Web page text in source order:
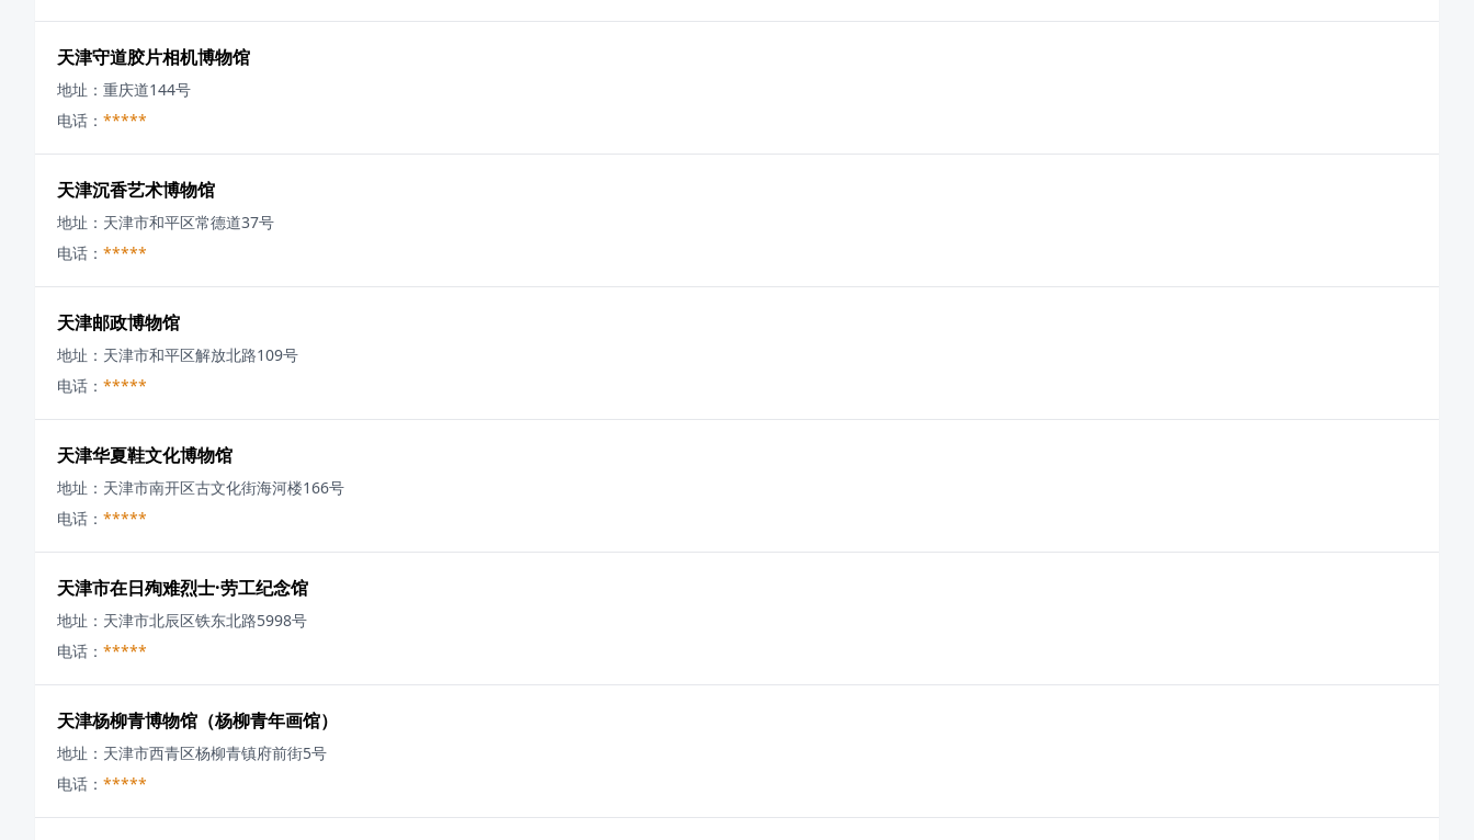
天津守道胶片相机博物馆
地址： 重庆道144号
电话： *****
天津沉香艺术博物馆
地址： 天津市和平区常德道37号
电话： *****
天津邮政博物馆
地址： 天津市和平区解放北路109号
电话： *****
天津华夏鞋文化博物馆
地址： 天津市南开区古文化街海河楼166号
电话： *****
天津市在日殉难烈士·劳工纪念馆
地址： 天津市北辰区铁东北路5998号
电话： *****
天津杨柳青博物馆（杨柳青年画馆）
地址： 天津市西青区杨柳青镇府前街5号
电话： *****